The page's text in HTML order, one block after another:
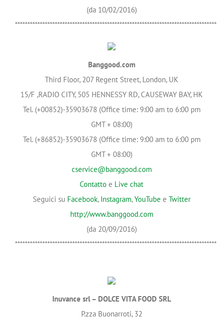
(da 10/02/2016)
*********************************************************************************
Banggood.com
Third Floor, 207 Regent Street, London, UK
15/F ,RADIO CITY, 505 HENNESSY RD, CAUSEWAY BAY, HK
Tel. (+00852)-35903678 (Office time: 9:00 am to 6:00 pm
GMT + 08:00)
Tel. (+86852)-35903678 (Office time: 9:00 am to 6:00 pm
GMT + 08:00)
cservice@banggood.com
Contatto e Live chat
Seguici su Facebook, Instagram,YouTube e Twitter
http://www.banggood.com
(da 20/09/2016)
*********************************************************************************
Inuvance srl – DOLCE VITA FOOD SRL
P.zza Buonarroti, 32